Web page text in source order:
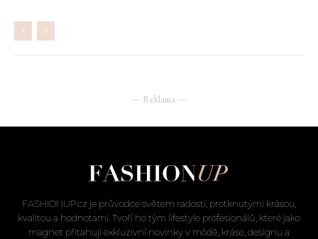
― Reklama ―
FASHIONUP.cz je průvodce světem radostí, protknutými krásou,
kvalitou a hodnotami. Tvoří ho tým lifestyle profesionálů, které jako
magnet přitahují exkluzivní novinky v módě, kráse, designu a